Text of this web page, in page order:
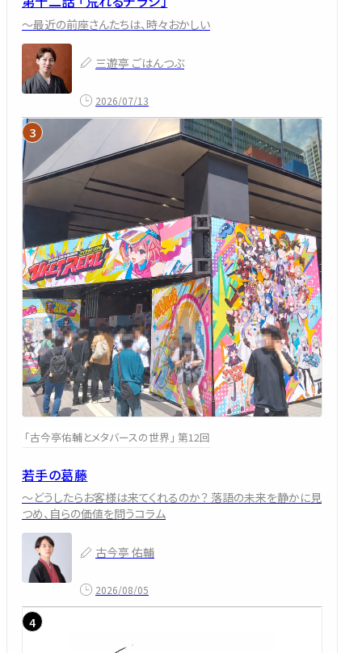
～最近の前座さんたちは、時々おかしい
三遊亭 ごはんつぶ
2026/07/13
「古今亭佑輔とメタバースの世界」 第12回
若手の葛藤
～どうしたらお客様は来てくれるのか？ 落語の未来を静かに見
つめ、自らの価値を問うコラム
古今亭 佑輔
2026/08/05